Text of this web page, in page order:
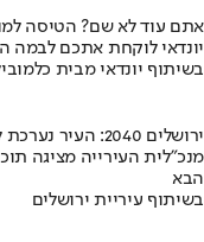
אתם עוד לא שם? הטיסה
יונדאי לוקחת אתכם לבמה
בשיתוף יונדאי מבית
ירושלים 2040: העיר נערכת ל- 1.5 מליון תושבים
מנכ"לית העירייה מציגה
הבא
בשיתוף עיריית ירושלים